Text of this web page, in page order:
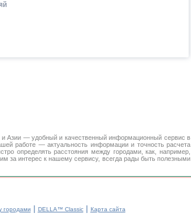
Азии — удобный и качественный информационный сервис в
работе — актуальность информации и точность расчета
определять расстояния между городами, как, например,
за интерес к нашему сервису, всегда рады быть полезными
городами | DELLA™ Classic| Карта сайта